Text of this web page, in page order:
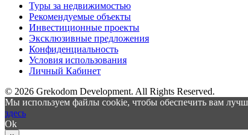
Туры за недвижимостью
Рекомендуемые объекты
Инвестиционные проекты
Эксклюзивные предложения
Конфиденциальность
Условия использования
Личный Кабинет
© 2026 Grekodom Development. All Rights Reserved.
Мы используем файлы cookie, чтобы обеспечить вам
здесь
Ok